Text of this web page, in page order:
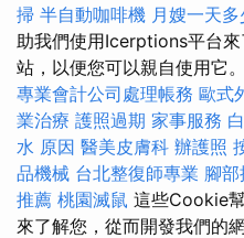
掃 半自動咖啡機 月嫂一天
助我們使用Icerptions平台
站，以便您可以親自使用它。
專業會計公司處理帳務 歐式
業治療 護照過期 家事服務
水 原因 醫美皮膚科 辦護照
品機械 台北整復師專業 腳
推薦 桃園滅鼠 這些Cookie
來了解您，從而開發我們的